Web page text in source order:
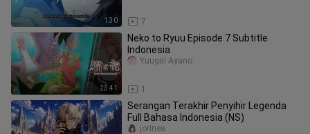
1:30 7
23:41
Neko to Ryuu Episode 7 Subtitle
Indonesia
1
Yuugiri Ayano
Serangan Terakhir Penyihir Legenda
Full Bahasa Indonesia (NS)
jorinea